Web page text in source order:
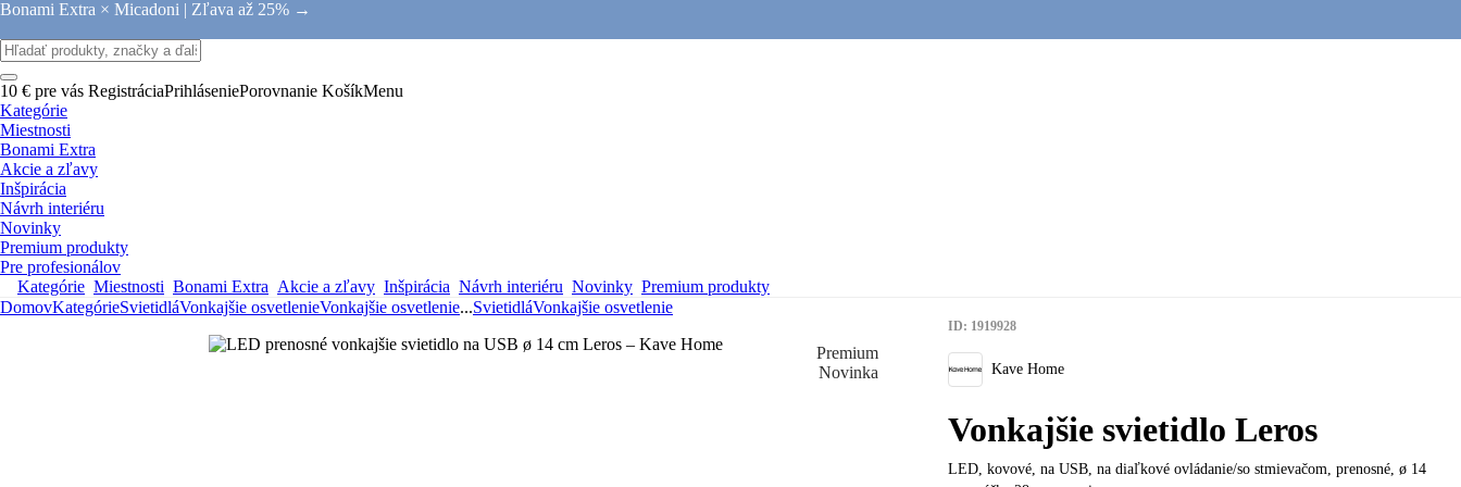
Bonami Extra × Micadoni | Zľava až 25% →
10 € pre vás RegistráciaPrihláseniePorovnanie KošíkMenu
Kategórie
Miestnosti
Bonami Extra
Akcie a zľavy
Inšpirácia
Návrh interiéru
Novinky
Premium produkty
Pre profesionálov
Kategórie Miestnosti Bonami Extra Akcie a zľavy Inšpirácia Návrh interiéru Novinky Premium produkty
DomovKategórieSvietidláVonkajšie osvetlenieVonkajšie osvetlenie...SvietidláVonkajšie osvetlenie
Premium
Novinka
ID: 1919928
Kave Home
Vonkajšie svietidlo Leros
LED, kovové, na USB, na diaľkové ovládanie/so stmievačom, prenosné, ø 14